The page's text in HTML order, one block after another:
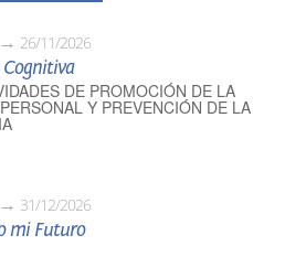
26/11/2026
DE PROMOCIÓN DE LA
Y PREVENCIÓN DE LA
31/12/2026
mi Futuro